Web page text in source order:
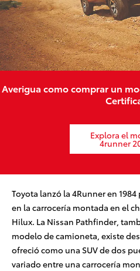
Toyota lanzó la 4Runner en
en la carrocería montada en el
Hilux. La Nissan Pathfinder,
modelo de camioneta, existe
ofreció como una SUV de dos
variado entre una carrocería
Averigua como comprar un
Explora el
4runner